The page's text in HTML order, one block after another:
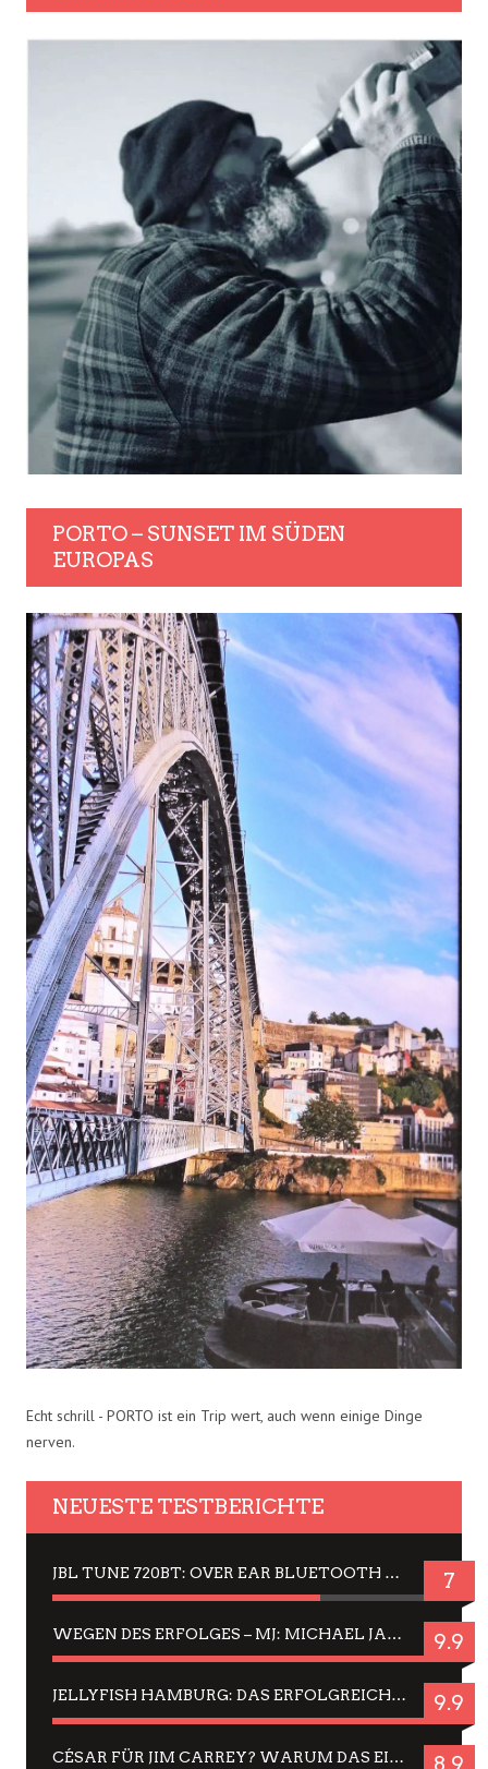
PORTO – SUNSET IM SÜDEN
EUROPAS
Echt schrill - PORTO ist ein Trip wert, auch wenn einige Dinge
nerven.
NEUESTE TESTBERICHTE
JBL TUNE 720BT: OVER EAR BLUETOOTH KOPFHÖRER UM DIE 50,-€ IM DAUER-TEST 7
WEGEN DES ERFOLGES – MJ: MICHAEL JACKSON MUSICAL IN EINER MATINEE SEHEN 9.9
JELLYFISH HAMBURG: DAS ERFOLGREICHE SOMMER-MENÜ 2025 IN GEFÜHLEN UND BILDERN 9.9
CÉSAR FÜR JIM CARREY? WARUM DAS EINER DER NERVIGSTEN ACTORS IST UND BLEIBT